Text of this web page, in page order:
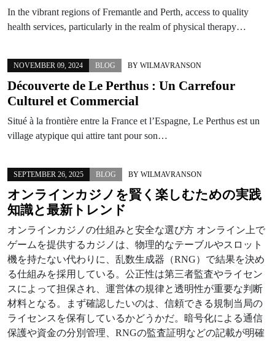
In the vibrant regions of Fremantle and Perth, access to quality
health services, particularly in the realm of physical therapy…
NOVEMBER 09, 2024 BLOG BY WILMAVRANSON
Découverte de Le Perthus : Un Carrefour
Culturel et Commercial
Situé à la frontière entre la France et l’Espagne, Le Perthus est un
village atypique qui attire tant pour son…
SEPTEMBER 26, 2025 BLOG BY WILMAVRANSON
オンラインカジノを賢く楽しむための実践
知識と最新トレンド
オンラインカジノの仕組みと安全な選び方 オンライン上で
ゲームを提供するカジノは、物理的なテーブルやスロット
機を持たない代わりに、乱数生成器（RNG）で結果を決め
る仕組みを採用している。公正性は第三者監査やライセン
スによって担保され、運営体の規律と透明性が重要な判断
材料となる。まず確認したいのは、信頼できる規制当局の
ライセンスを保有しているかどうかだ。暗号化による通信
保護や資金の分別管理、RNGの監査証明などの記載が明確